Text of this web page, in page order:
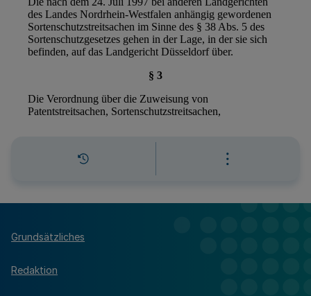
Grundsätzliches
Redaktion